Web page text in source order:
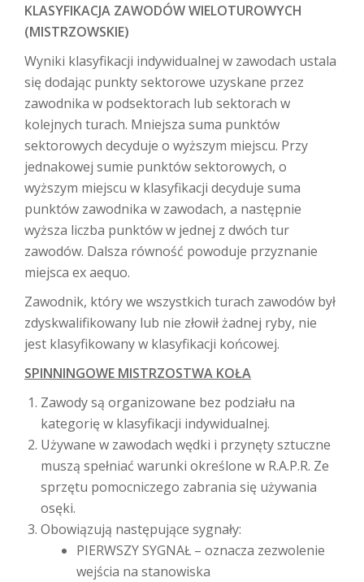
KLASYFIKACJA ZAWODÓW WIELOTUROWYCH
(MISTRZOWSKIE)
Wyniki klasyfikacji indywidualnej w zawodach ustala
się dodając punkty sektorowe uzyskane przez
zawodnika w podsektorach lub sektorach w
kolejnych turach. Mniejsza suma punktów
sektorowych decyduje o wyższym miejscu. Przy
jednakowej sumie punktów sektorowych, o
wyższym miejscu w klasyfikacji decyduje suma
punktów zawodnika w zawodach, a następnie
wyższa liczba punktów w jednej z dwóch tur
zawodów. Dalsza równość powoduje przyznanie
miejsca ex aequo.
Zawodnik, który we wszystkich turach zawodów był
zdyskwalifikowany lub nie złowił żadnej ryby, nie
jest klasyfikowany w klasyfikacji końcowej.
SPINNINGOWE MISTRZOSTWA KOŁA
Zawody są organizowane bez podziału na
kategorię w klasyfikacji indywidualnej.
Używane w zawodach wędki i przynęty sztuczne
muszą spełniać warunki określone w R.A.P.R. Ze
sprzętu pomocniczego zabrania się używania
osęki.
Obowiązują następujące sygnały:
PIERWSZY SYGNAŁ – oznacza zezwolenie
wejścia na stanowiska